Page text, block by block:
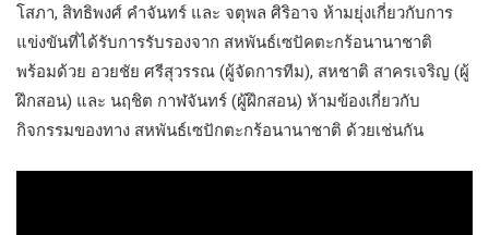
โสภา, สิทธิพงศ์ คำจันทร์ และ จตุพล ศิริอาจ ห้ามยุ่งเกี่ยวกับการ
แข่งขันที่ได้รับการรับรองจาก สหพันธ์เซปัคตะกร้อนานาชาติ
พร้อมด้วย อวยชัย ศรีสุวรรณ (ผู้จัดการทีม), สหชาติ สาครเจริญ (ผู้
ฝึกสอน) และ นฤชิต กาฬจันทร์ (ผู้ฝึกสอน) ห้ามข้องเกี่ยวกับ
กิจกรรมของทาง สหพันธ์เซปักตะกร้อนานาชาติ ด้วยเช่นกัน